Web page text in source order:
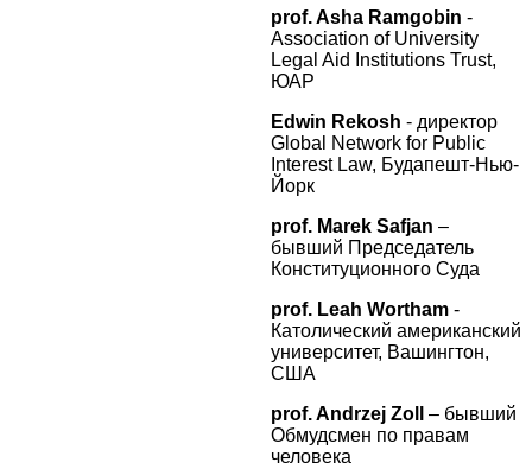
prof. Asha Ramgobin -
Association of University
Legal Aid Institutions Trust,
ЮАР
Edwin Rekosh - директор
Global Network for Public
Interest Law, Будапешт-Нью-
Йорк
prof. Marek Safjan –
бывший Председатель
Конституционного Суда
prof. Leah Wortham -
Католический американский
университет, Вашингтон,
США
prof. Andrzej Zoll
– бывший
Обмудсмен по правам
человека